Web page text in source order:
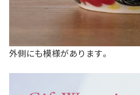
外側にも模様があります。